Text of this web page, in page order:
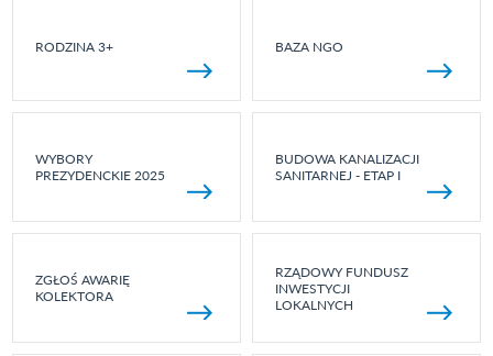
RODZINA 3+ BAZA NGO
WYBORY
PREZYDENCKIE 2025
BUDOWA KANALIZACJI
SANITARNEJ - ETAP I
ZGŁOŚ AWARIĘ
KOLEKTORA
RZĄDOWY FUNDUSZ
INWESTYCJI
LOKALNYCH